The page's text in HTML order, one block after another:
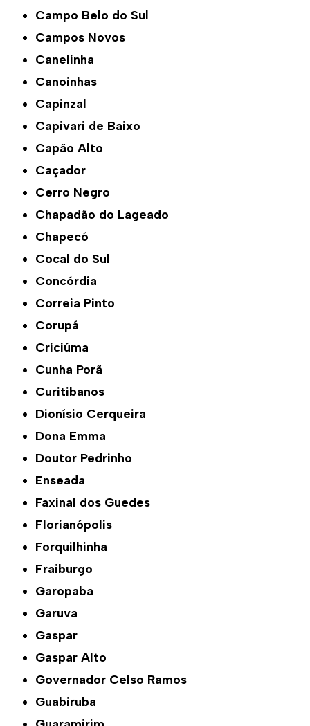
Campo Belo do Sul
Campos Novos
Canelinha
Canoinhas
Capinzal
Capivari de Baixo
Capão Alto
Caçador
Cerro Negro
Chapadão do Lageado
Chapecó
Cocal do Sul
Concórdia
Correia Pinto
Corupá
Criciúma
Cunha Porã
Curitibanos
Dionísio Cerqueira
Dona Emma
Doutor Pedrinho
Enseada
Faxinal dos Guedes
Florianópolis
Forquilhinha
Fraiburgo
Garopaba
Garuva
Gaspar
Gaspar Alto
Governador Celso Ramos
Guabiruba